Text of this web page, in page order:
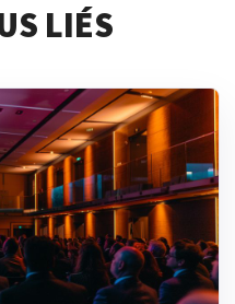
LIÉS